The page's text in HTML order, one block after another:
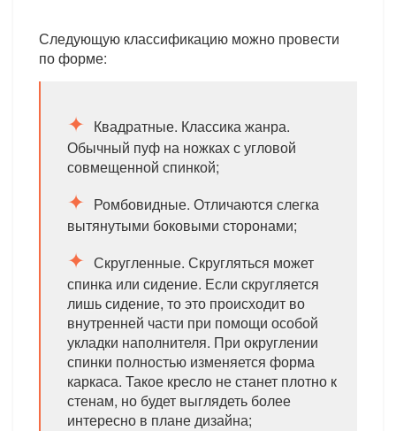
Следующую классификацию можно провести
по форме:
Квадратные. Классика жанра.
Обычный пуф на ножках с угловой
совмещенной спинкой;
Ромбовидные. Отличаются слегка
вытянутыми боковыми сторонами;
Скругленные. Скругляться может
спинка или сидение. Если скругляется
лишь сидение, то это происходит во
внутренней части при помощи особой
укладки наполнителя. При округлении
спинки полностью изменяется форма
каркаса. Такое кресло не станет плотно к
стенам, но будет выглядеть более
интересно в плане дизайна;